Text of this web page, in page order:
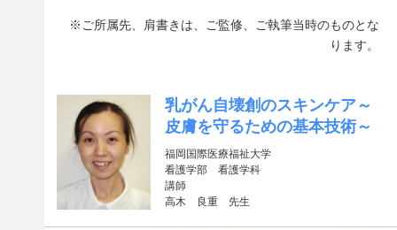
※ご所属先、肩書きは、ご監修、ご執筆当時のものとな
ります。
乳がん自壊創のスキンケア～
皮膚を守るための基本技術～
福岡国際医療福祉大学
看護学部 看護学科
講師
高木 良重 先生